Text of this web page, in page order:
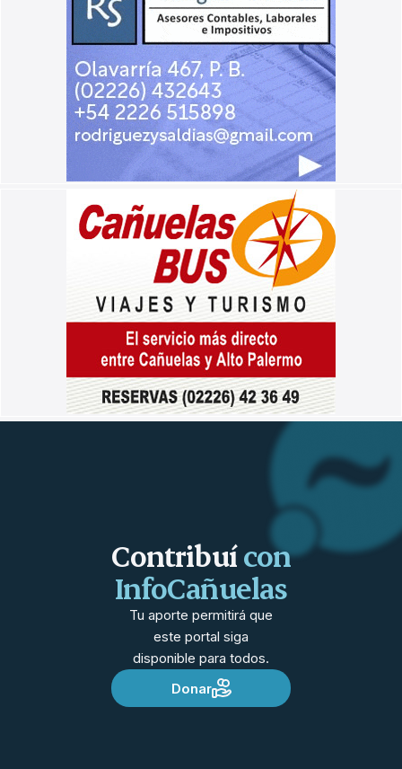
Contribuícon
InfoCañuelas
Tu aporte permitirá que
este portal siga
disponible para todos.
Donar